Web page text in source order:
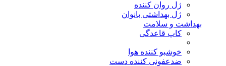
ژل روان کننده
ژل بهداشتی بانوان
بهداشت و سلامت
کاپ قاعدگی
خوشبو کننده هوا
ضدعفونی کننده دست